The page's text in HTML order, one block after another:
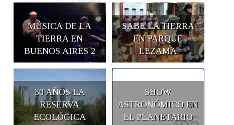
MÚSICA DE LA
TIERRA EN
BUENOS AIRES 2
SABE LA TIERRA
EN PARQUE
LEZAMA
30 AÑOS LA
RESERVA
ECOLÓGICA
SHOW
ASTRONÓMICO EN
EL PLANETARIO